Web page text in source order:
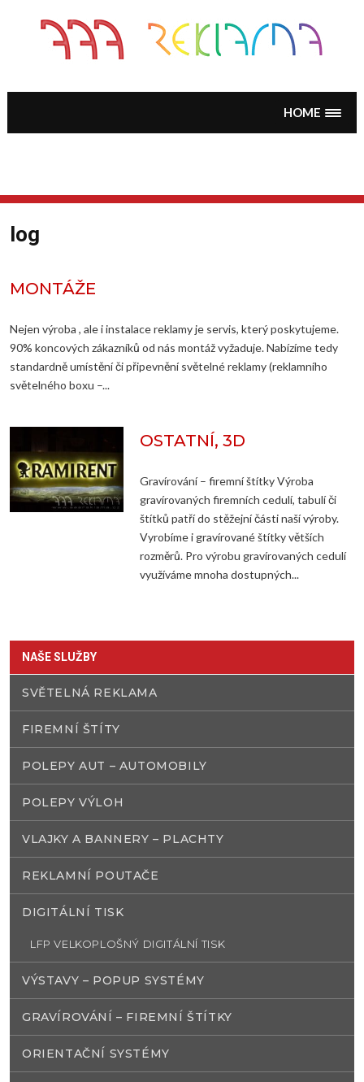
content
HOME
log
MONTÁŽE
Nejen výroba , ale i instalace reklamy je servis, který poskytujeme.
90% koncových zákazníků od nás montáž vyžaduje. Nabízíme tedy
standardně umístění či připevnění světelné reklamy (reklamního
světelného boxu –...
OSTATNÍ, 3D
Gravírování – firemní štítky Výroba
gravírovaných firemních cedulí, tabulí či
štítků patří do stěžejní části naší výroby.
Vyrobíme i gravírované štítky větších
rozměrů. Pro výrobu gravírovaných cedulí
využíváme mnoha dostupných...
NAŠE SLUŽBY
SVĚTELNÁ REKLAMA
FIREMNÍ ŠTÍTY
POLEPY AUT – AUTOMOBILY
POLEPY VÝLOH
VLAJKY A BANNERY – PLACHTY
REKLAMNÍ POUTAČE
DIGITÁLNÍ TISK
LFP VELKOPLOŠNÝ DIGITÁLNÍ TISK
VÝSTAVY – POPUP SYSTÉMY
GRAVÍROVÁNÍ – FIREMNÍ ŠTÍTKY
ORIENTAČNÍ SYSTÉMY